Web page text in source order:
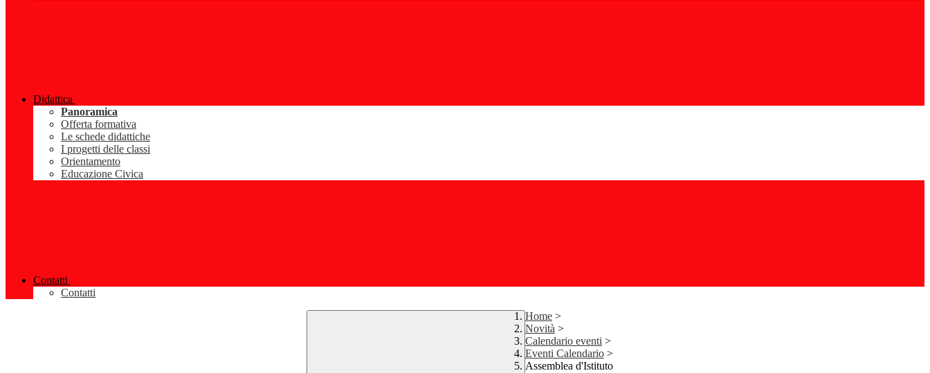
Didattica
Panoramica
Offerta formativa
Le schede didattiche
I progetti delle classi
Orientamento
Educazione Civica
Contatti
Contatti
Home >
Novità >
Calendario eventi >
Eventi Calendario >
Assemblea d'Istituto